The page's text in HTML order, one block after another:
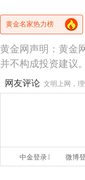
黄金名家热力榜
黄金网声明：黄金
并不构成投资建议
网友评论 文明上网，
中金登录 微博